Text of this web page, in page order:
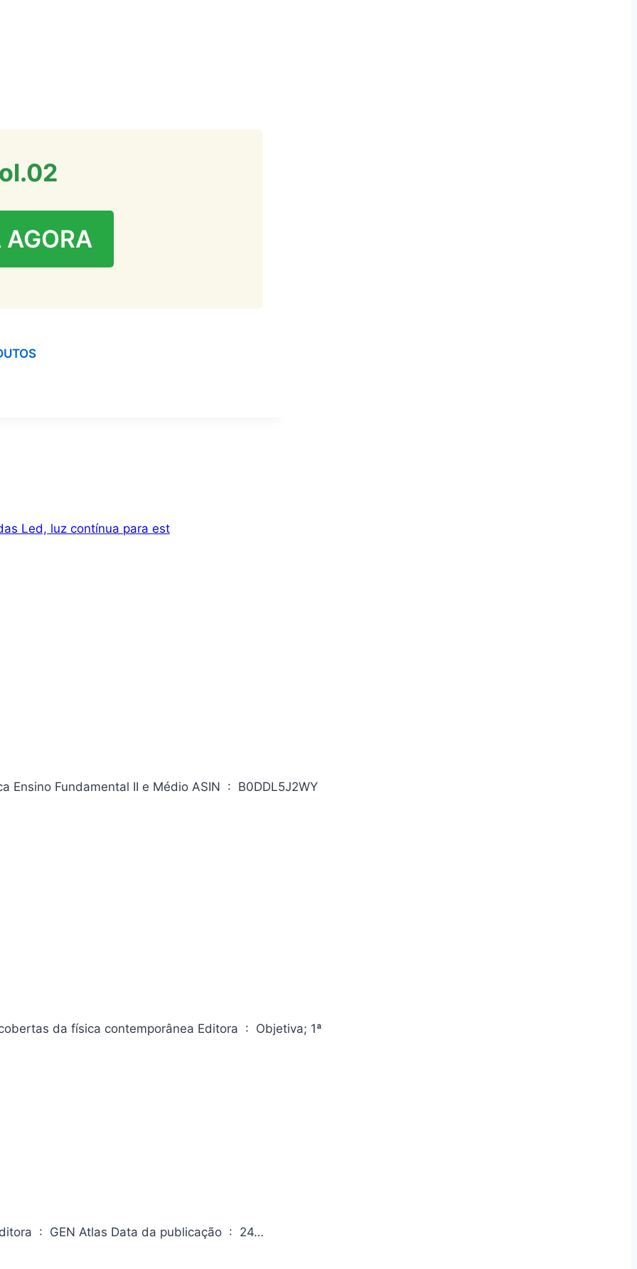
Led, luz contínua para est
II e Médio ASIN ‏ : ‎ B0DDL5J2WY
física contemporânea Editora ‏ : ‎ Objetiva; 1ª
Gestão Ambiental na Empresa – Fundamentos e Aplicações Editora ‏ : ‎ GEN Atlas Data da publicação ‏ : ‎ 24…